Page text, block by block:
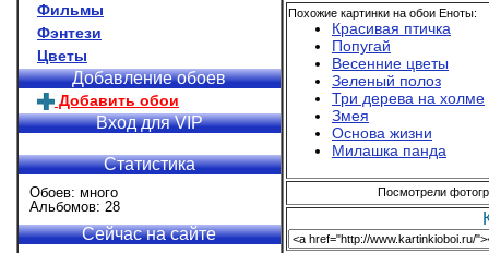
Фильмы
Фэнтези
Цветы
Добавление обоев
Добавить обои
Вход для VIP
Статистика
Обоев: много
Альбомов: 28
Сейчас на сайте
Похожие картинки на обои Еноты:
Красивая птичка
Попугай
Весенние цветы
Зеленый полоз
Три дерева на холме
Змея
Основа жизни
Милашка панда
Посмотрели